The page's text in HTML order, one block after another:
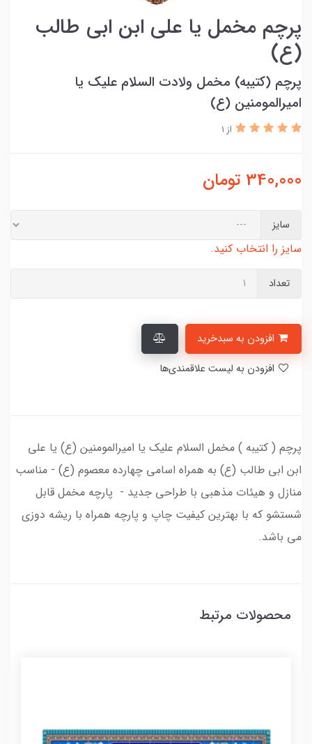
پرچم مخمل یا علی ابن ابی طالب
(ع)
پرچم (کتیبه) مخمل ولادت السلام علیک یا
امیرالمومنین (ع)
از 1
340,000 تومان
سایز
سایز را انتخاب کنید.
تعداد
پرچم ( کتیبه ) مخمل السلام علیک یا امیرالمومنین (ع) یا علی
ابن ابی طالب (ع) به همراه اسامی چهارده معصوم (ع) - مناسب
منازل و هیئات مذهبی با طراحی جدید - پارچه مخمل قابل
شستشو که با بهترین کیفیت چاپ و پارچه همراه با ریشه دوزی
می باشد.
محصولات مرتبط